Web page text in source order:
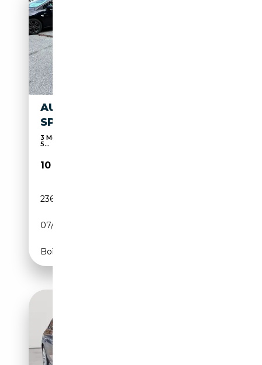
AUDI A4 AVANT 2,0 TDI AUT
SPORT
3 Monate Aktion bei Finanzierung Fixzins nur für
5...
10 990€
236 948 km
07/2016
Boîte automatique